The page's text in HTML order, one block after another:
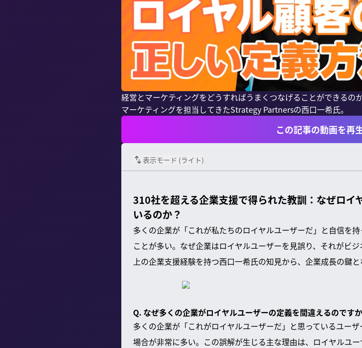
経営とマーケティングをどうすればうまくつなげることができるの
マーケティングを担当してきたStrategy Partnersの西口一希氏。
この記事の動画を再
表示モード (ライト)
310社を超える企業支援で得られた教訓：なぜロイ
いるのか？
多くの企業が「これが私たちのロイヤルユーザーだ」と自信を
ことが多い。なぜ企業はロイヤルユーザーを見誤り、それがビ
上の企業支援経験を持つ西口一希氏の知見から、企業成長の鍵
Q. なぜ多くの企業がロイヤルユーザーの定義を間違えるのです
多くの企業が「これがロイヤルユーザーだ」と思っているユー
場合が非常に多い。この誤解が生じる主な理由は、ロイヤルユ